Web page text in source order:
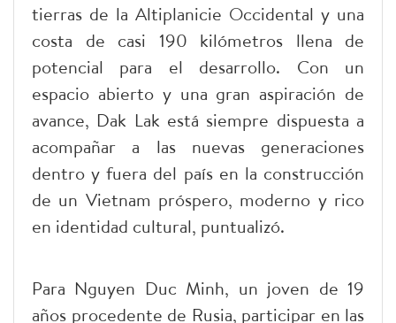
tierras de la Altiplanicie Occidental y una
costa de casi 190 kilómetros llena de
potencial para el desarrollo. Con un
espacio abierto y una gran aspiración de
avance, Dak Lak está siempre dispuesta a
acompañar a las nuevas generaciones
dentro y fuera del país en la construcción
de un Vietnam próspero, moderno y rico
en identidad cultural, puntualizó.
Para Nguyen Duc Minh, un joven de 19
años procedente de Rusia, participar en las